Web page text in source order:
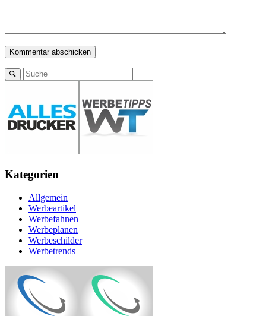
Kategorien
Allgemein
Werbeartikel
Werbefahnen
Werbeplanen
Werbeschilder
Werbetrends